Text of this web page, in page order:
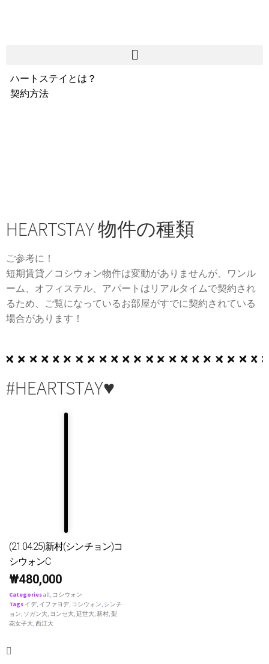
ハートステイとは？
契約方法
HEARTSTAY 物件の種類
ご参考に！
短期賃貸／コシウォン物件は変動がありませんが、ワンル
ーム、オフィステル、アパートはリアルタイムで契約され
るため、ご覧になっているお部屋がすでに契約されている
場合があります！
#HEARTSTAY♥
(21.04.25)新村(シンチョン)コ
シウォンC
₩480,000
Categoriesall, コシウォン
Tags イデ, イファヨデ, コシウォン, シンチ
ョン, ソガン大, ヨンセ大,延世大,新村,梨
花女子大,西江大